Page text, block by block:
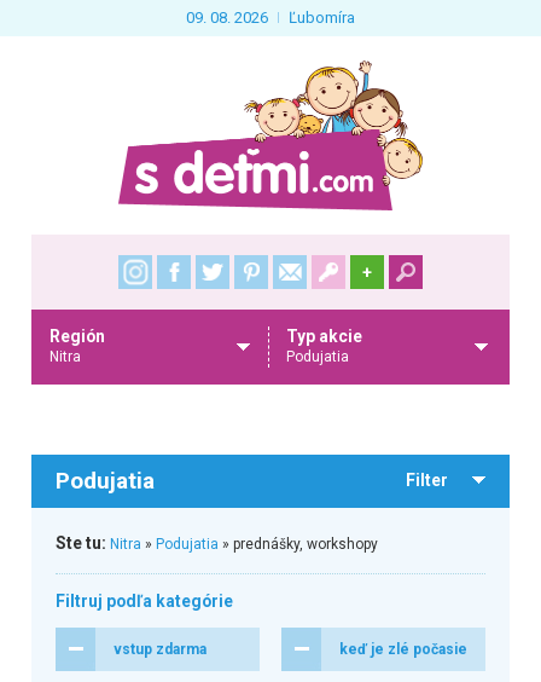
09. 08. 2026 Ľubomíra
+
Región
Nitra
Typ akcie
Podujatia
Podujatia Filter
Ste tu: Nitra » Podujatia » prednášky, workshopy
Filtruj podľa kategórie
vstup zdarma keď je zlé počasie